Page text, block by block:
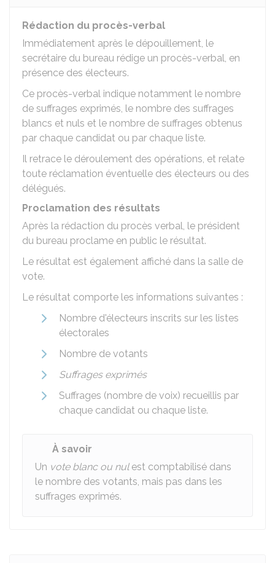
Rédaction du procès-verbal
Immédiatement après le dépouillement, le
secrétaire du bureau rédige un procès-verbal, en
présence des électeurs.
Ce procès-verbal indique notamment le nombre
de suffrages exprimés, le nombre des suffrages
blancs et nuls et le nombre de suffrages obtenus
par chaque candidat ou par chaque liste.
Il retrace le déroulement des opérations, et relate
toute réclamation éventuelle des électeurs ou des
délégués.
Proclamation des résultats
Après la rédaction du procès verbal, le président
du bureau proclame en public le résultat.
Le résultat est également affiché dans la salle de
vote.
Le résultat comporte les informations suivantes :
Nombre d'électeurs inscrits sur les listes
électorales
Nombre de votants
Suffrages exprimés
Suffrages (nombre de voix) recueillis par
chaque candidat ou chaque liste.
À savoir
Un vote blanc ou nulest comptabilisé dans
le nombre des votants, mais pas dans les
suffrages exprimés.